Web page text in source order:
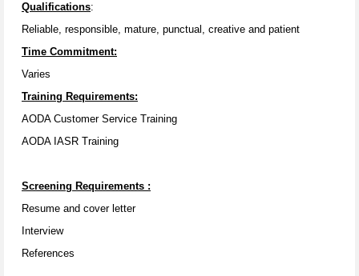
Qualifications:
Reliable, responsible, mature, punctual, creative and patient
Time Commitment:
Varies
Training Requirements:
AODA Customer Service Training
AODA IASR Training
Screening Requirements :
Resume and cover letter
Interview
References